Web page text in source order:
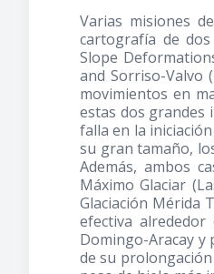
Varias misiones
cartografía de
Slope
and Sorriso-Valvo
movimientos en
estas dos grandes
falla en la
su gran tamaño,
Además, ambos
Máximo Glaciar
Glaciación Mérida
efectiva
Domingo-Aracay
de su